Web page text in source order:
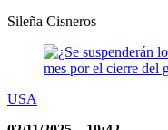
Sileña Cisneros
USA